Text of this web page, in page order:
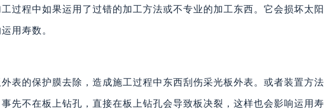
过程中如果运用了过错的加工方法或不专业的加工东西。它会损坏太阳
用寿数。
表的保护膜去除，造成施工过程中东西刮伤采光板外表。或者装置方法
先不在板上钻孔，直接在板上钻孔会导致板决裂，这样也会影响运用寿